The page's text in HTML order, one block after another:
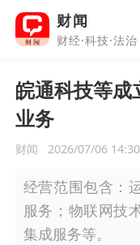
财闻
财经·科技·法治
皖通科技等
业务
财闻 2026/07/06
经营范围包含：
服务；物联网技
集成服务等。